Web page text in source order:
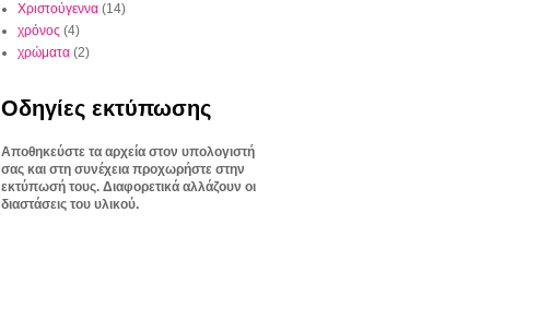
Χριστούγεννα (14)
χρόνος (4)
χρώματα (2)
Οδηγίες εκτύπωσης
Αποθηκεύστε τα αρχεία στον υπολογιστή
σας και στη συνέχεια προχωρήστε στην
εκτύπωσή τους. Διαφορετικά αλλάζουν οι
διαστάσεις του υλικού.